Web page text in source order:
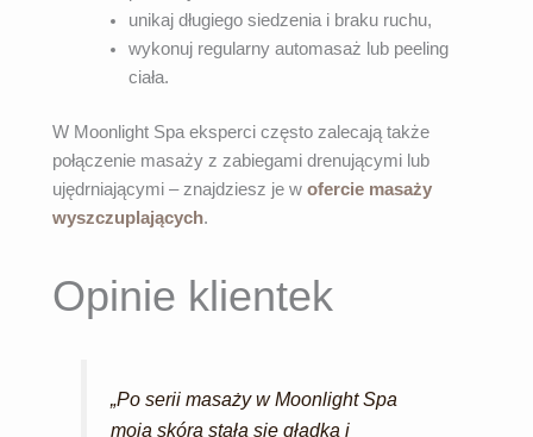
unikaj długiego siedzenia i braku ruchu,
wykonuj regularny automasaż lub peeling
ciała.
W Moonlight Spa eksperci często zalecają także
połączenie masaży z zabiegami drenującymi lub
ujędrniającymi – znajdziesz je wofercie masaży
wyszczuplających.
Opinie klientek
„Po serii masaży w Moonlight Spa
moja skóra stała się gładka i